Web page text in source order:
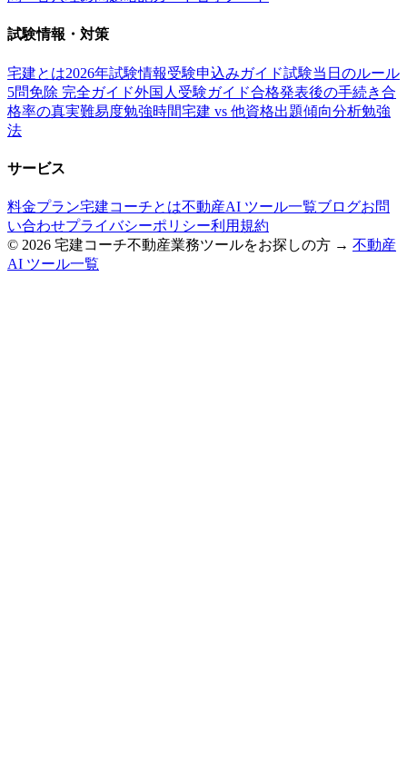
試験情報・対策
宅建とは2026年試験情報受験申込みガイド試験当日のルール
5問免除 完全ガイド外国人受験ガイド合格発表後の手続き合
格率の真実難易度勉強時間宅建 vs 他資格出題傾向分析勉強
法
サービス
料金プラン宅建コーチとは不動産AI ツール一覧ブログお問
い合わせプライバシーポリシー利用規約
© 2026 宅建コーチ不動産業務ツールをお探しの方 → 不動産
AI ツール一覧